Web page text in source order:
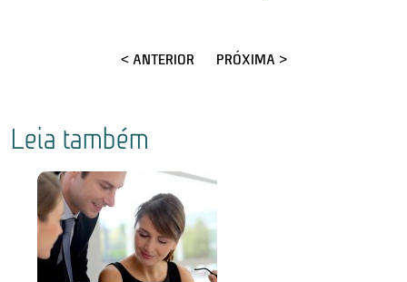
< ANTERIOR PRÓXIMA >
Leia também